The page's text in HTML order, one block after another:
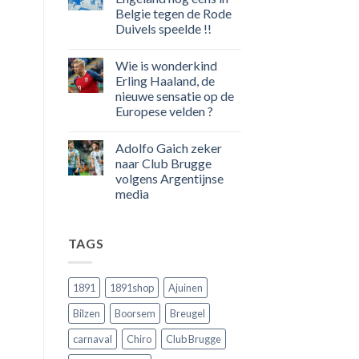
eerste
Europeaan
die
meer
goals
voor
zijn
land
scoort
!!!
Belgie tegen de Rode
Duivels speelde !!
op
50
jaar
geleden
dat
Engeland
in
tegen
de
Rode
Duivels
Wie is wonderkind
Erling Haaland, de
nieuwe sensatie op de
Europese velden ?
op
is
wonderkind
Erling
Haaland,
?
Adolfo Gaich zeker
naar Club Brugge
volgens Argentijnse
media
Club
Brugge
volgens
Argentijnse
media
TAGS
1891 1891shop
Ajuinen
Bilzen
Boorsem
Breugel
carnaval
Chiro
Club Brugge